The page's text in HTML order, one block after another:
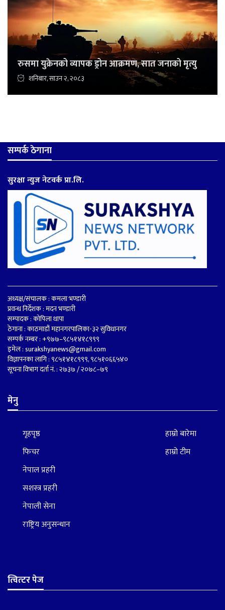
रुसमा युक्रेनको व्यापक ड्रोन आक्रमण, सात जनाको मृत्यु
शनिबार, साउन २, २०८३
सम्पर्क ठेगाना
सुरक्षा न्युज नेटवर्क प्रा.लि.
अध्यक्ष/संचालक : कमला भण्डारी
प्रवन्ध निर्देशक : मदन भण्डारी
सम्पादक : कोपिला थापा
ठेगाना : काठमाडौं महानगरपालिका-३२ सुविधानगर
सम्पर्क नम्बर : +९७७–९८५१४१८९९९
इमेल :surakshyanews@gmail.com
विज्ञापनका लागि : ९८५१४१८९९९, ९८५१०६६५४०
सूचना विभाग दर्ता नं. : २७३७ / २०७८–७९
मेनु
गृहपृष्ठ
फिचर
नेपाल प्रहरी
सशस्त्र प्रहरी
नेपाली सेना
राष्ट्रिय अनुसन्धान
हाम्रो बारेमा
हाम्रो टीम
त्वित्टर पेज